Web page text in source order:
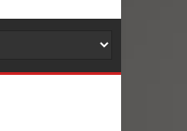
reúne a 13